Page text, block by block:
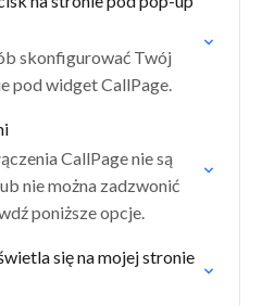
skonfigurować Twój
pod widget CallPage.
CallPage nie są
nie można zadzwonić
poniższe opcje.
się na mojej stronie